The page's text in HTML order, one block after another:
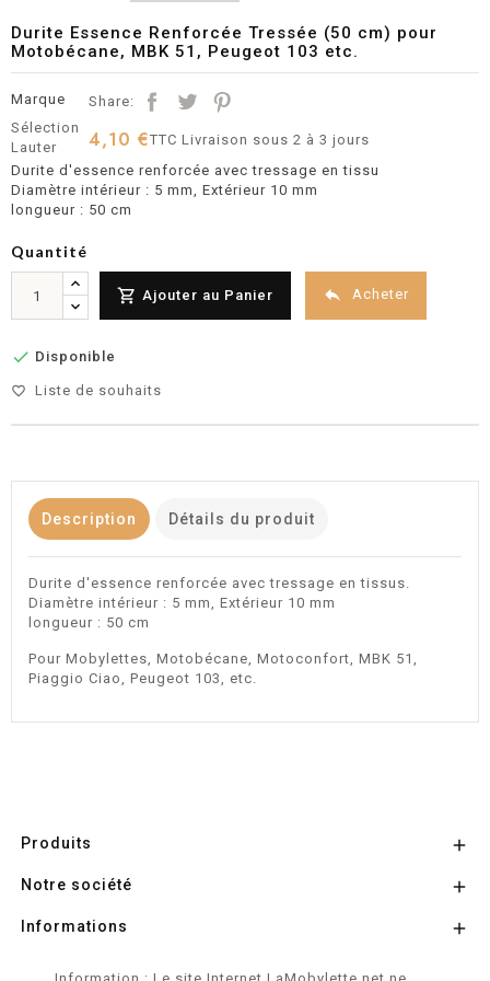
Durite Essence Renforcée Tressée (50 cm) pour
Motobécane, MBK 51, Peugeot 103 etc.
Marque
Sélection
Lauter
Share:
4,10 €TTCLivraison sous 2 à 3 jours
Durite d'essence renforcée avec tressage en tissu
Diamètre intérieur : 5 mm, Extérieur 10 mm
longueur : 50 cm
Quantité
 Ajouter au Panier  Acheter
 Disponible
favorite_border Liste de souhaits
Description Détails du produit
Durite d'essence renforcée avec tressage en tissus.
Diamètre intérieur : 5 mm, Extérieur 10 mm
longueur : 50 cm
Pour Mobylettes, Motobécane, Motoconfort, MBK 51,
Piaggio Ciao, Peugeot 103, etc.
Produits 
Notre société 
Informations 